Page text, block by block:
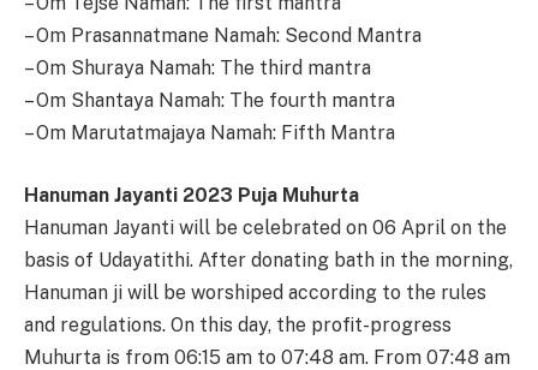
– Om Prasannatmane Namah: Second Mantra
– Om Shuraya Namah: The third mantra
– Om Shantaya Namah: The fourth mantra
– Om Marutatmajaya Namah: Fifth Mantra
Hanuman Jayanti 2023 Puja Muhurta
Hanuman Jayanti will be celebrated on 06 April on the
basis of Udayatithi. After donating bath in the morning,
Hanuman ji will be worshiped according to the rules
and regulations. On this day, the profit-progress
Muhurta is from 06:15 am to 07:48 am. From 07:48 am